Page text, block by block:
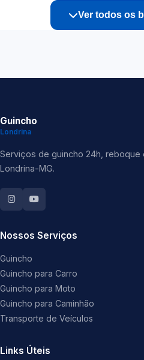
Ver todos os
Guincho
Londrina
Serviços de guincho 24h, reboque
Londrina-MG.
Nossos Serviços
Guincho
Guincho para Carro
Guincho para Moto
Guincho para Caminhão
Transporte de Veículos
Links Úteis